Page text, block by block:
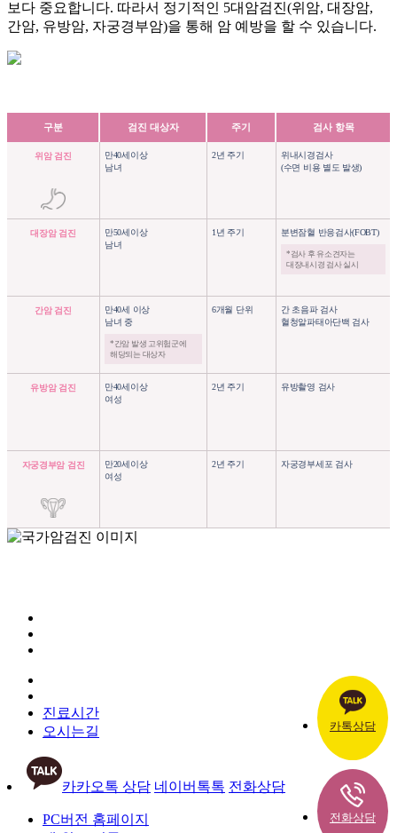
보다 중요합니다. 따라서 정기적인 5대암검진(위암, 대장암,
간암, 유방암, 자궁경부암)을 통해 암 예방을 할 수 있습니다.
구분 검진 대상자 주기 검사 항목
위암 검진
만40세이상
남녀
2년 주기
위내시경검사
(수면 비용 별도 발생)
대장암 검진
만50세이상
남녀
1년 주기 분변잠혈 반응검사(FOBT)
*검사 후 유소견자는
대장내시경 검사 실시
간암 검진
만40세 이상
남녀 중
*간암 발생 고위험군에
해당되는 대상자
6개월 단위
간 초음파 검사
혈청알파태아단백 검사
유방암 검진
만40세이상
여성
2년 주기 유방촬영 검사
자궁경부암 검진
만20세이상
여성
2년 주기 자궁경부세포 검사
카톡상담
전화상담
진료시간
오시는길
카카오톡 상담 네이버톡톡 전화상담
PC버전 홈페이지